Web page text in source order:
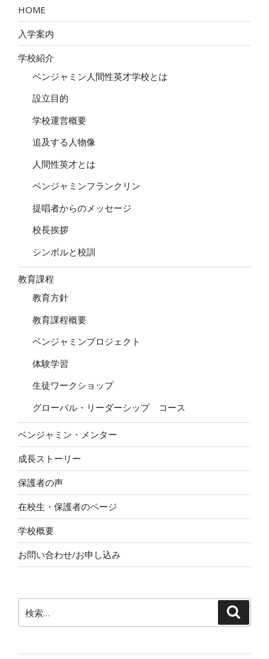
ョ
ン
HOME
入学案内
学校紹介
ベンジャミン人間性英才学校とは
設立目的
学校運営概要
追及する人物像
人間性英才とは
ベンジャミンフランクリン
提唱者からのメッセージ
校長挨拶
シンボルと校訓
教育課程
教育方針
教育課程概要
ベンジャミンプロジェクト
体験学習
生徒ワークショップ
グローバル・リーダーシップ コース
ベンジャミン・メンター
成長ストーリー
保護者の声
在校生・保護者のページ
学校概要
お問い合わせ/お申し込み
索: